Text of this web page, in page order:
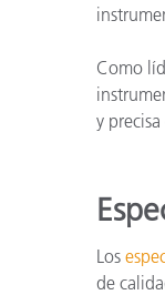
Como
y
Los
de